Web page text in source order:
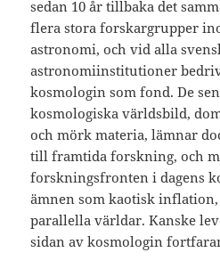
sedan 10 år tillbaka det
flera stora forskargrupper
astronomi, och vid alla
astronomiinstitutioner
kosmologin som fond. De
kosmologiska världsbild,
och mörk materia, lämnar
till framtida forskning, och
forskningsfronten i dagens
ämnen som kaotisk
parallella världar. Kanske
sidan av kosmologin